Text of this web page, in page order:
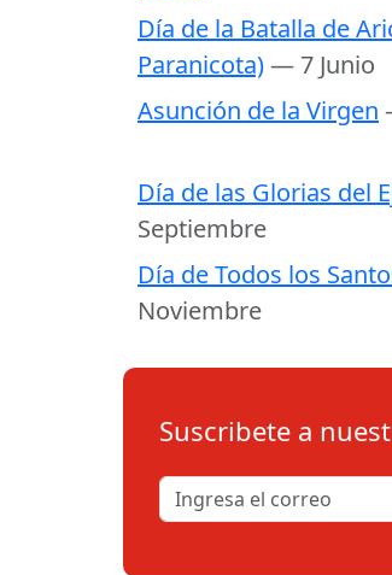
Día de la Batalla de
Paranicota)— 7 Junio
Asunción de la Virgen
Día de las Glorias del
Septiembre
Día de Todos los
Noviembre
Suscribete a